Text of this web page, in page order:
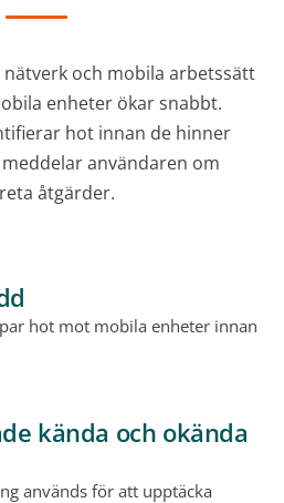
och mobila arbetssätt
enheter ökar snabbt.
hot innan de hinner
användaren om
åtgärder.
hot mot mobila enheter innan
kända och okända
används för att upptäcka